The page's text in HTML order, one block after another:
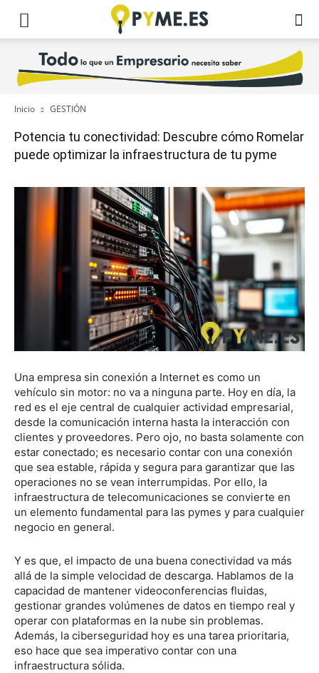
Inicio GESTIÓN
Potencia tu conectividad: Descubre cómo Romelar
puede optimizar la infraestructura de tu pyme
Una empresa sin conexión a Internet es como un
vehículo sin motor: no va a ninguna parte. Hoy en día, la
red es el eje central de cualquier actividad empresarial,
desde la comunicación interna hasta la interacción con
clientes y proveedores. Pero ojo, no basta solamente con
estar conectado; es necesario contar con una conexión
que sea estable, rápida y segura para garantizar que las
operaciones no se vean interrumpidas. Por ello, la
infraestructura de telecomunicaciones se convierte en
un elemento fundamental para las pymes y para cualquier
negocio en general.
Y es que, el impacto de una buena conectividad va más
allá de la simple velocidad de descarga. Hablamos de la
capacidad de mantener videoconferencias fluidas,
gestionar grandes volúmenes de datos en tiempo real y
operar con plataformas en la nube sin problemas.
Además, la ciberseguridad hoy es una tarea prioritaria,
eso hace que sea imperativo contar con una
infraestructura sólida.